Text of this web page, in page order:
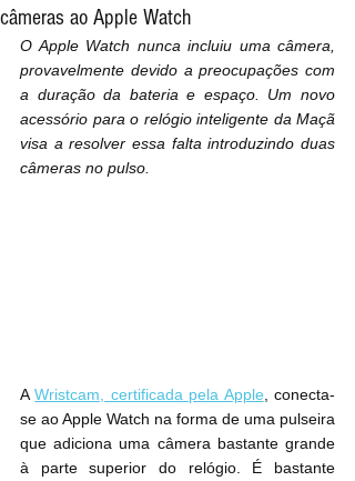
câmeras ao Apple Watch
O Apple Watch nunca incluiu uma câmera,
provavelmente devido a preocupações com
a duração da bateria e espaço. Um novo
acessório para o relógio inteligente da Maçã
visa a resolver essa falta introduzindo duas
câmeras no pulso.
A Wristcam, certificada pela Apple , conecta-
se ao Apple Watch na forma de uma pulseira
que adiciona uma câmera bastante grande
à parte superior do relógio. É bastante